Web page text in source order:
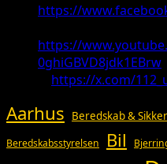
https://
https://
0ghiGBVD8jdk1EBrw
https://x.com/
Aarhus Beredskab &
Beredskabsstyrelsen
Bil